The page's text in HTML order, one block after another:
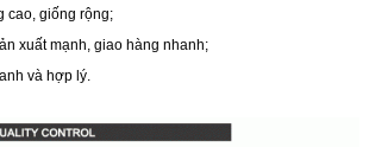
cao, giống rộng;
xuất mạnh, giao hàng nhanh;
và hợp lý.